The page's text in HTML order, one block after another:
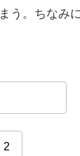
う。ちなみ
2